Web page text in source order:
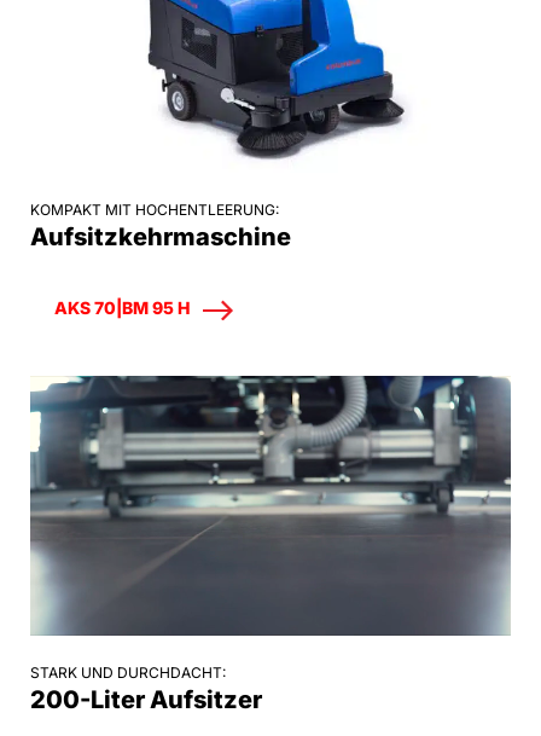
KOMPAKT MIT HOCHENTLEERUNG:
Aufsitzkehrmaschine
AKS 70|BM 95 H
STARK UND DURCHDACHT:
200-Liter Aufsitzer